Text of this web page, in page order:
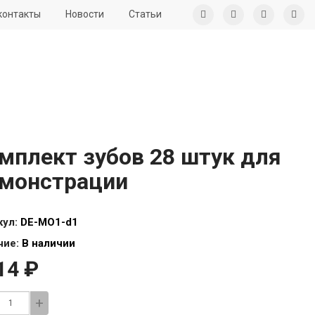
Новости Статьи
зубов 28 штук для
DE-MO1-d1
В наличии
₽
+